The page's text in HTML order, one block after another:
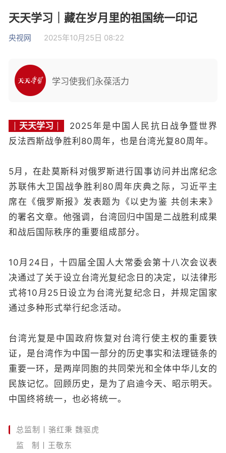
天天学习｜藏在岁月里的祖国统一印记
央视网 2025年10月25日 08:22
学习使我们永葆活力
天天学习
2025年是中国人民抗日战争暨世界
反法西斯战争胜利80周年，也是台湾光复80周年。
5月，在赴莫斯科对俄罗斯进行国事访问并出席纪念
苏联伟大卫国战争胜利80周年庆典之际，习近平主
席在《俄罗斯报》发表题为《以史为鉴 共创未来》
的署名文章。他强调，台湾回归中国是二战胜利成果
和战后国际秩序的重要组成部分。
10月24日，十四届全国人大常委会第十八次会议表
决通过了关于设立台湾光复纪念日的决定，以法律形
式将10月25日设立为台湾光复纪念日，并规定国家
通过多种形式举行纪念活动。
台湾光复是中国政府恢复对台湾行使主权的重要铁
证，是台湾作为中国一部分的历史事实和法理链条的
重要一环，是两岸同胞的共同荣光和全体中华儿女的
民族记忆。回顾历史，是为了启迪今天、昭示明天。
中国终将统一，也必将统一。
总监制丨骆红秉 魏驱虎
监 制丨王敬东